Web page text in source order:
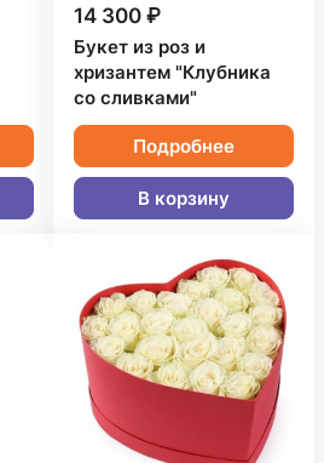
14 300 ₽
Букет из роз и
хризантем "Клубника
со сливками"
Подробнее
В корзину